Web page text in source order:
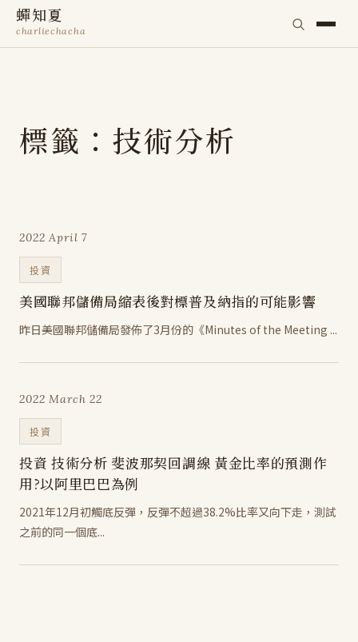
蟬知夏
charliechacha
標籤：技術分析
2022 April 7
投資
美國聯邦儲備局縮表後對標普及納指的可能影響
昨日美國聯邦儲備局發佈了3月份的《Minutes of the Meeting ...
2022 March 22
投資
投資 技術分析 斐波那契回調線 黃金比率的預測作
用?以阿里巴巴為例
2021年12月初觸底反彈，反彈不超過38.2%比率又向下走，測試
之前的同一個底...